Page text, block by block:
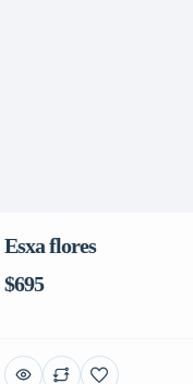
Esxa flores
$695